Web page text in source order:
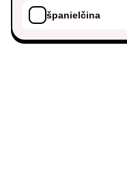
španielčina